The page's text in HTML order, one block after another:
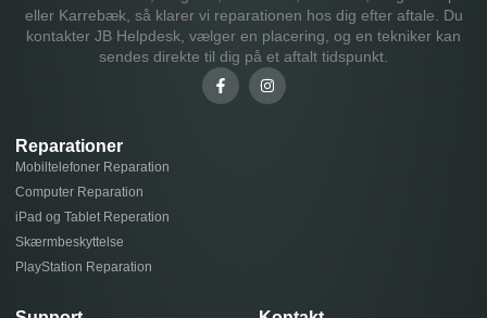
eller Karrebæk, så klarer vi reparationen hos dig efter aftale. Du
kontakter JB Helpdesk, vælger en placering, og en tekniker kan
sendes direkte til dig på et aftalt tidspunkt.
Reparationer
Mobiltelefoner Reparation
Computer Reparation
iPad og Tablet Reperation
Skærmbeskyttelse
PlayStation Reparation